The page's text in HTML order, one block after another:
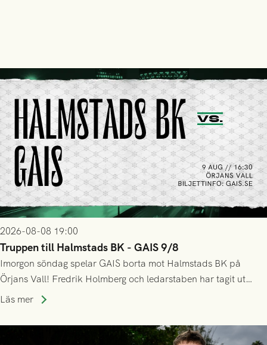
2026-08-08 19:00
Truppen till Halmstads BK - GAIS 9/8
Imorgon söndag spelar GAIS borta mot Halmstads BK på
Örjans Vall! Fredrik Holmberg och ledarstaben har tagit ut
följande trupp till matchen:
Läs mer